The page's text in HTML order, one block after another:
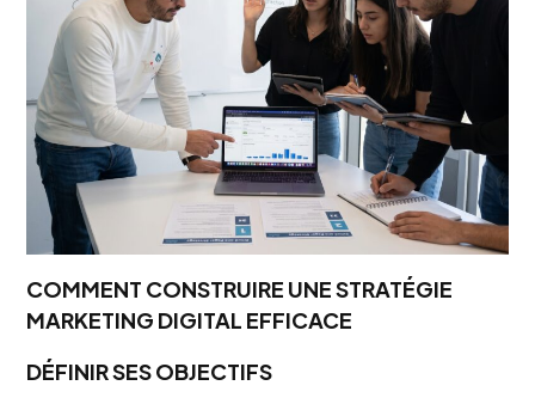
COMMENT CONSTRUIRE UNE STRATÉGIE
MARKETING DIGITAL EFFICACE
DÉFINIR SES OBJECTIFS